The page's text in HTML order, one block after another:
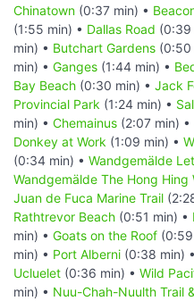
Chinatown (0:37 min) •
(1:55 min) • Dallas Road (0:39
min) • Butchart Gardens (0:50
min) • Ganges (1:44 min) •
Bay Beach (0:30 min) • Jack
Provincial Park (1:24 min) •
min) • Chemainus (2:07 min) •
Donkey at Work (1:09 min) •
(0:34 min) • Wandgemälde
Wandgemälde The Hong Hing
Juan de Fuca Marine Trail
Rathtrevor Beach (0:51 min) •
min) • Goats on the Roof
min) • Port Alberni (0:38 min) •
Ucluelet (0:36 min) • Wild
min) • Nuu-Chah-Nuulth Trail